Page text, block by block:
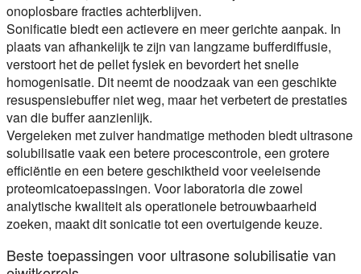
onoplosbare fracties achterblijven.
Sonificatie biedt een actievere en meer gerichte aanpak. In
plaats van afhankelijk te zijn van langzame bufferdiffusie,
verstoort het de pellet fysiek en bevordert het snelle
homogenisatie. Dit neemt de noodzaak van een geschikte
resuspensiebuffer niet weg, maar het verbetert de prestaties
van die buffer aanzienlijk.
Vergeleken met zuiver handmatige methoden biedt ultrasone
solubilisatie vaak een betere procescontrole, een grotere
efficiëntie en een betere geschiktheid voor veeleisende
proteomicatoepassingen. Voor laboratoria die zowel
analytische kwaliteit als operationele betrouwbaarheid
zoeken, maakt dit sonicatie tot een overtuigende keuze.
Beste toepassingen voor ultrasone solubilisatie van